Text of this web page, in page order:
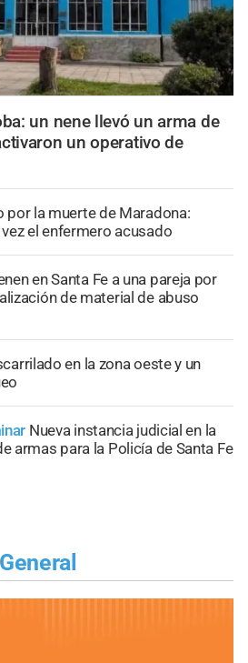
un nene llevó un arma de
un operativo de
por la muerte de Maradona:
el enfermero acusado
en Santa Fe a una pareja por
de material de abuso
en la zona oeste y un
Nueva instancia judicial en la
armas para la Policía de Santa Fe